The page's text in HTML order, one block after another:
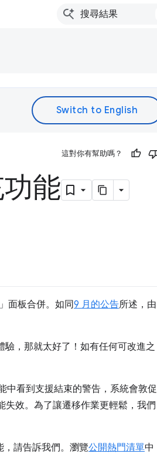
這對你有幫助嗎？
能
面板合併。如同9 月的公告所述，由
，那就太好了！如有任何可改進之
中看到支援結束的警告，系統會敦促
失效。為了讓遷移作業更輕鬆，我們
請告訴我們。瀏覽公開熱門清單中